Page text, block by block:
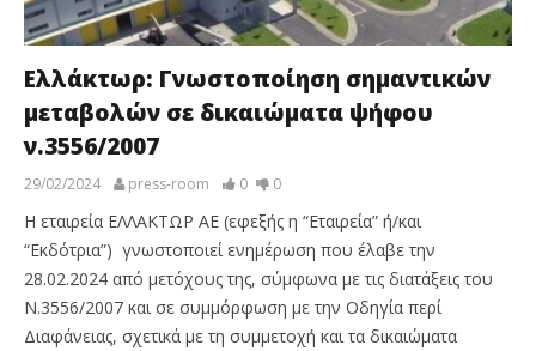
Ελλάκτωρ: Γνωστοποίηση σημαντικών
μεταβολών σε δικαιώματα ψήφου
ν.3556/2007
29/02/2024 press-room 0 0
Η εταιρεία ΕΛΛΑΚΤΩΡ ΑΕ (εφεξής η “Εταιρεία” ή/και
“Εκδότρια”) γνωστοποιεί ενημέρωση που έλαβε την
28.02.2024 από μετόχους της, σύμφωνα με τις διατάξεις του
Ν.3556/2007 και σε συμμόρφωση με την Οδηγία περί
Διαφάνειας, σχετικά με τη συμμετοχή και τα δικαιώματα